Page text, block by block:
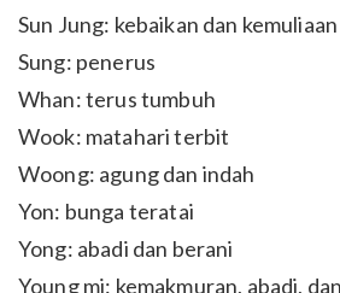
Sun Jung: kebaikan dan kemuliaan
Sung: penerus
Whan: terus tumbuh
Wook: matahari terbit
Woong: agung dan indah
Yon: bunga teratai
Yong: abadi dan berani
Young mi: kemakmuran, abadi,